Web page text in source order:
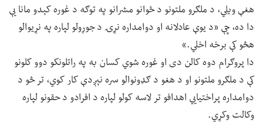
هغې ویلي، د ملګرو ملتونو د ځوانو مشرانو په توګه د غوره کېدو مانا یې
دا ده، چې «د یوې عادلانه او دوامداره نړۍ د جوړولو لپاره په نړیوالو
هڅو کې برخه اخلي.»
دا پروګرام دوه کالن دی او غوره شوي کسان به په راتلونکو دوو کلونو
کې د ملګرو ملتونو او د هغو د ګډونوالو سره نېږدې کار کوي، تر څو د
دوامداره پراختیايي اهدافو تر لاسه کولو لپاره د افرادو د حقونو لپاره
وکالت وکړي.